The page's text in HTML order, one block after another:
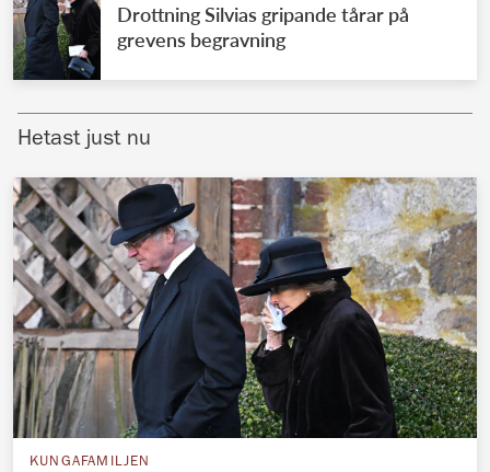
Svenska kungahuset
Brittiska kungahuset
Nederländska kungahuset
Belgiska kungahuset
Jordanska kungahuset
Luxemburgska storhertighuset
Japanska kejsarhuset
Thailändska kungahuset
Marockanska kungahuset
REDAKTION
Drottning Silvias gripande tårar på
grevens begravning
Hetast just nu
KUNGAFAMILJEN